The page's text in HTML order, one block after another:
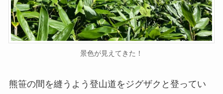
景色が見えてきた！
熊笹の間を縫うよう登山道をジグザクと登ってい